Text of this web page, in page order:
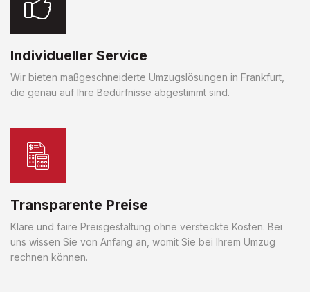
Individueller Service
Wir bieten maßgeschneiderte Umzugslösungen in Frankfurt,
die genau auf Ihre Bedürfnisse abgestimmt sind.
Transparente Preise
Klare und faire Preisgestaltung ohne versteckte Kosten. Bei
uns wissen Sie von Anfang an, womit Sie bei Ihrem Umzug
rechnen können.